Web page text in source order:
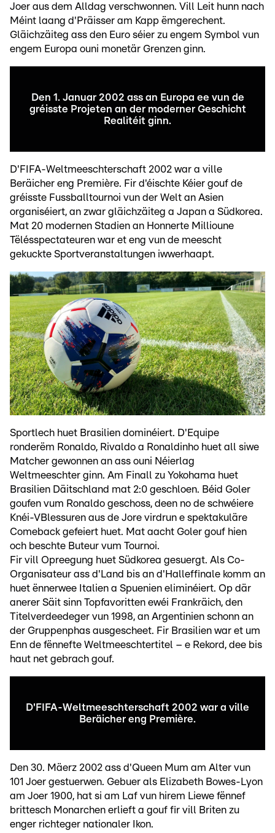
Joer aus dem Alldag verschwonnen. Vill Leit hunn nach
Méint laang d'Präisser am Kapp ëmgerechent.
Gläichzäiteg ass den Euro séier zu engem Symbol vun
engem Europa ouni monetär Grenzen ginn.
Den 1. Januar 2002 ass an Europa ee vun de
gréisste Projeten an der moderner Geschicht
Realitéit ginn.
D'FIFA-Weltmeeschterschaft 2002 war a ville
Beräicher eng Première. Fir d'éischte Kéier gouf de
gréisste Fussballtournoi vun der Welt an Asien
organiséiert, an zwar gläichzäiteg a Japan a Südkorea.
Mat 20 modernen Stadien an Honnerte Millioune
Tëlésspectateuren war et eng vun de meescht
gekuckte Sportveranstaltungen iwwerhaapt.
Sportlech huet Brasilien dominéiert. D'Equipe
ronderëm Ronaldo, Rivaldo a Ronaldinho huet all siwe
Matcher gewonnen an ass ouni Néierlag
Weltmeeschter ginn. Am Finall zu Yokohama huet
Brasilien Däitschland mat 2:0 geschloen. Béid Goler
goufen vum Ronaldo geschoss, deen no de schwéiere
Knéi-VBlessuren aus de Jore virdrun e spektakuläre
Comeback gefeiert huet. Mat aacht Goler gouf hien
och beschte Buteur vum Tournoi.
Fir vill Opreegung huet Südkorea gesuergt. Als Co-
Organisateur ass d'Land bis an d'Halleffinale komm an
huet ënnerwee Italien a Spuenien eliminéiert. Op där
anerer Säit sinn Topfavoritten ewéi Frankräich, den
Titelverdeedeger vun 1998, an Argentinien schonn an
der Gruppenphas ausgescheet. Fir Brasilien war et um
Enn de fënnefte Weltmeeschtertitel – e Rekord, dee bis
haut net gebrach gouf.
D'FIFA-Weltmeeschterschaft 2002 war a ville
Beräicher eng Première.
Den 30. Mäerz 2002 ass d'Queen Mum am Alter vun
101 Joer gestuerwen. Gebuer als Elizabeth Bowes-Lyon
am Joer 1900, hat si am Laf vun hirem Liewe fënnef
brittesch Monarchen erlieft a gouf fir vill Briten zu
enger richteger nationaler Ikon.